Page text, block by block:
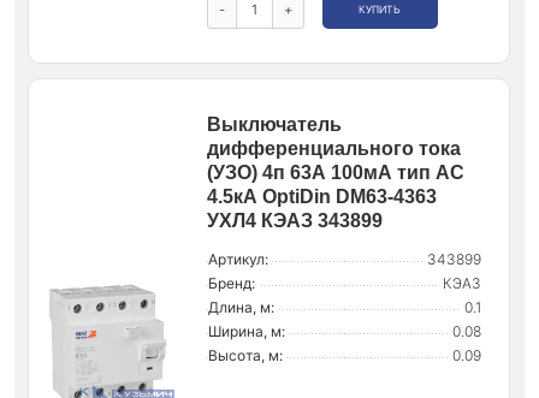
- + КУПИТЬ
Выключатель
дифференциального тока
(УЗО) 4п 63А 100мА тип AC
4.5кА OptiDin DM63-4363
УХЛ4 КЭАЗ 343899
Артикул:
343899
Бренд:
КЭАЗ
Длина, м:
0.1
Ширина, м:
0.08
Высота, м:
0.09